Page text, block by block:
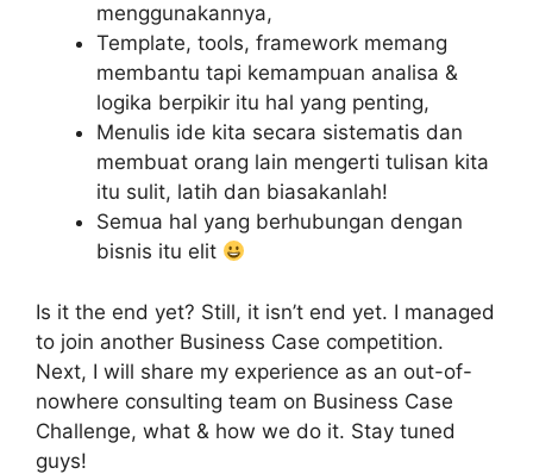
menggunakannya,
Template, tools, framework memang
membantu tapi kemampuan analisa &
logika berpikir itu hal yang penting,
Menulis ide kita secara sistematis dan
membuat orang lain mengerti tulisan kita
itu sulit, latih dan biasakanlah!
Semua hal yang berhubungan dengan
bisnis itu elit
Is it the end yet? Still, it isn’t end yet. I managed
to join another Business Case competition.
Next, I will share my experience as an out-of-
nowhere consulting team on Business Case
Challenge, what & how we do it. Stay tuned
guys!